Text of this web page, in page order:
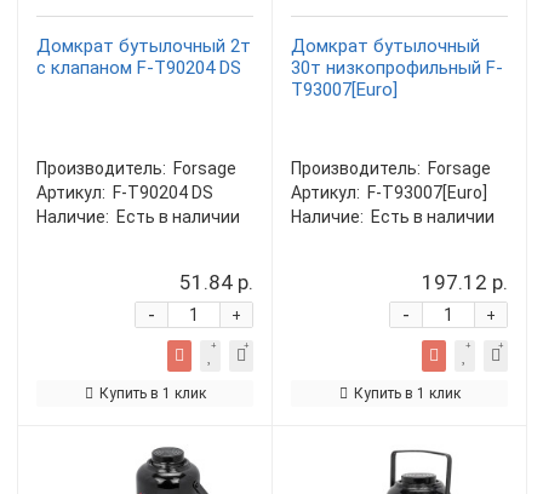
Домкрат бутылочный 2т
с клапаном F-T90204 DS
Производитель: Forsage
Артикул: F-T90204 DS
Наличие: Есть в наличии
51.84 р.
+
-
Купить в 1 клик
Домкрат бутылочный
30т низкопрофильный F-
T93007[Euro]
Производитель: Forsage
Артикул: F-T93007[Euro]
Наличие: Есть в наличии
197.12 р.
+
-
Купить в 1 клик